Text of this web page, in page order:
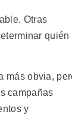
Otras
quién
más obvia,
campañas
y